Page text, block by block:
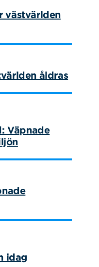
västvärlden
åldras
Väpnade
idag